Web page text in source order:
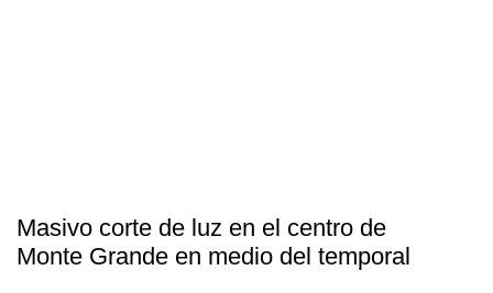
Masivo corte de luz en el centro de
Monte Grande en medio del temporal